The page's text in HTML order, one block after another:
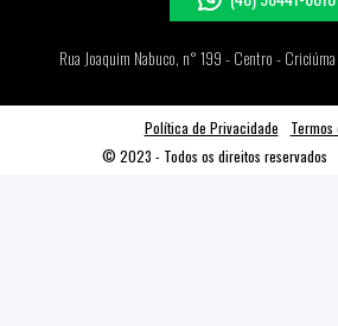
Rua Joaquim Nabuco, n° 199 - Centro -
Política de Privacidade
Termos
© 2023 - Todos os direitos reservados